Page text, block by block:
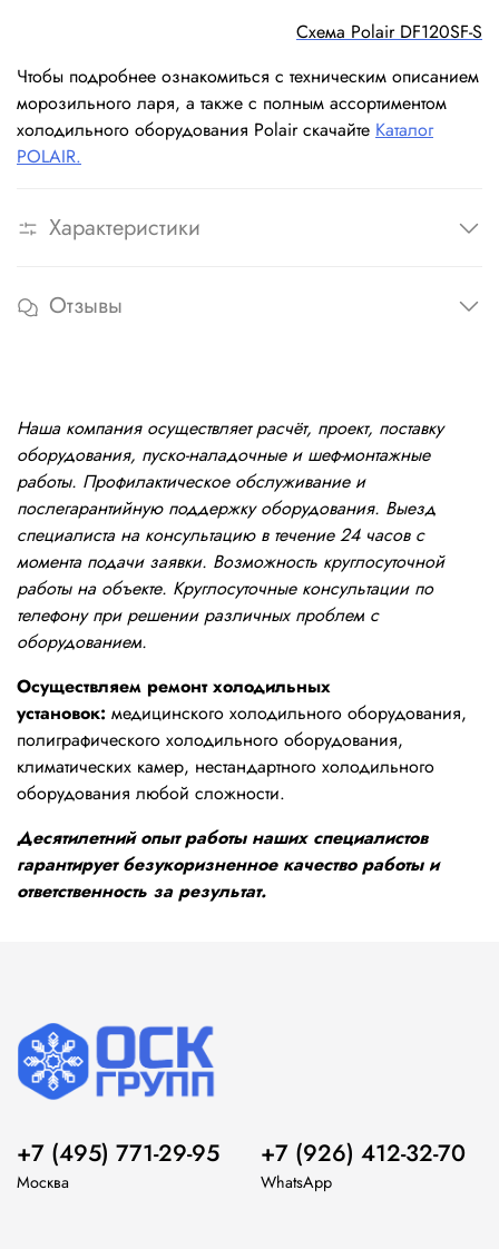
Схема Polair DF120SF-S
Чтобы подробнее ознакомиться с техническим описанием
морозильного ларя, а также с полным ассортиментом
холодильного оборудования Polair скачайте Каталог
POLAIR.
Характеристики
Отзывы
Наша компания осуществляет расчёт, проект, поставку
оборудования, пуско-наладочные и шеф-монтажные
работы. Профилактическое обслуживание и
послегарантийную поддержку оборудования. Выезд
специалиста на консультацию в течение 24 часов с
момента подачи заявки. Возможность круглосуточной
работы на объекте. Круглосуточные консультации по
телефону при решении различных проблем с
оборудованием.
Осуществляем ремонт холодильных
установок: медицинского холодильного оборудования,
полиграфического холодильного оборудования,
климатических камер, нестандартного холодильного
оборудования любой сложности.
Десятилетний опыт работы наших специалистов
гарантирует безукоризненное качество работы и
ответственность за результат.
+7 (495) 771-29-95
Москва
+7 (926) 412-32-70
WhatsApp